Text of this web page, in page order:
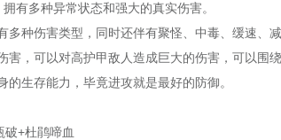
多种异常状态和强大的真实伤害。
伤害类型，同时还伴有聚怪、中毒、缓速、减
可以对高护甲敌人造成巨大的伤害，可以围绕
生存能力，毕竟进攻就是最好的防御。
+杜鹃啼血